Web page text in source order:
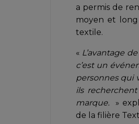
a permis de
moyen et
textile.
« L’avantage
c’est un
personnes qui
ils
marque. »
de la filière